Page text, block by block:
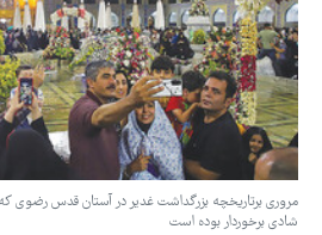
مروری برتاریخچه بزرگداشت غدیر در آستان قدس رضوی
شادی برخوردار بوده است